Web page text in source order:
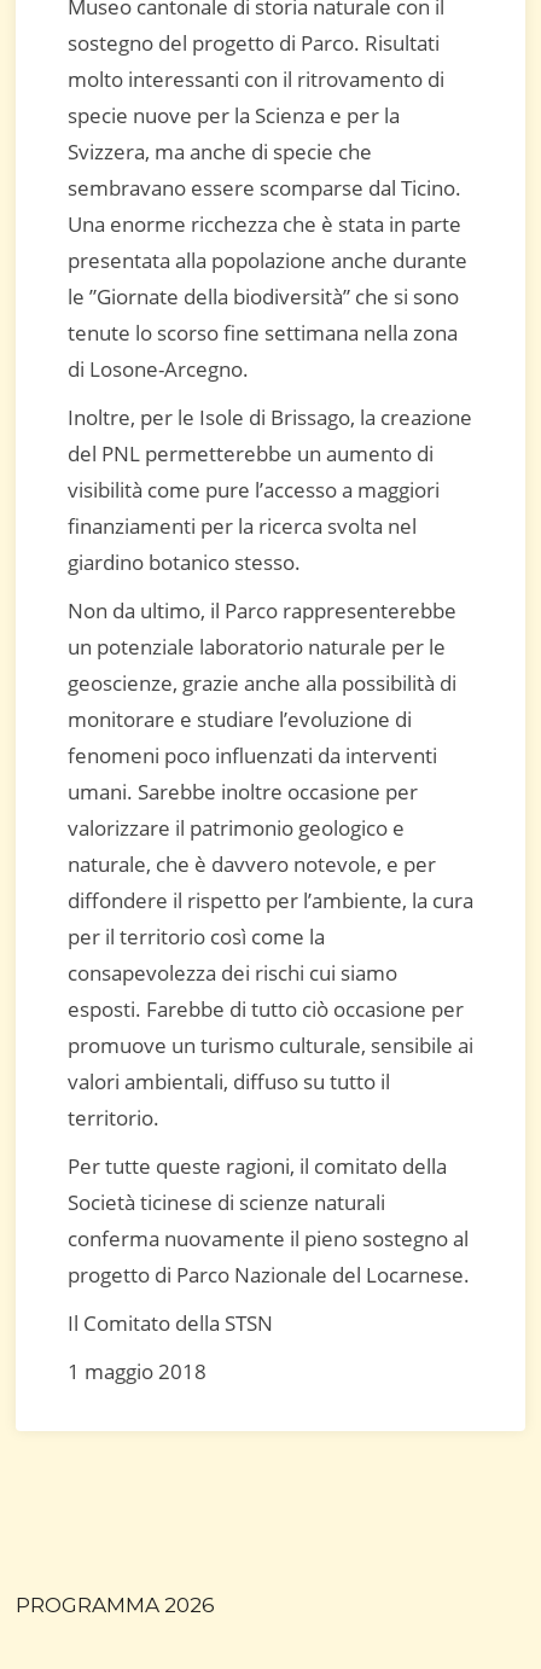
Museo cantonale di storia naturale con il
sostegno del progetto di Parco. Risultati
molto interessanti con il ritrovamento di
specie nuove per la Scienza e per la
Svizzera, ma anche di specie che
sembravano essere scomparse dal Ticino.
Una enorme ricchezza che è stata in parte
presentata alla popolazione anche durante
le ”Giornate della biodiversità” che si sono
tenute lo scorso fine settimana nella zona
di Losone-Arcegno.
Inoltre, per le Isole di Brissago, la creazione
del PNL permetterebbe un aumento di
visibilità come pure l’accesso a maggiori
finanziamenti per la ricerca svolta nel
giardino botanico stesso.
Non da ultimo, il Parco rappresenterebbe
un potenziale laboratorio naturale per le
geoscienze, grazie anche alla possibilità di
monitorare e studiare l’evoluzione di
fenomeni poco influenzati da interventi
umani. Sarebbe inoltre occasione per
valorizzare il patrimonio geologico e
naturale, che è davvero notevole, e per
diffondere il rispetto per l’ambiente, la cura
per il territorio così come la
consapevolezza dei rischi cui siamo
esposti. Farebbe di tutto ciò occasione per
promuove un turismo culturale, sensibile ai
valori ambientali, diffuso su tutto il
territorio.
Per tutte queste ragioni, il comitato della
Società ticinese di scienze naturali
conferma nuovamente il pieno sostegno al
progetto di Parco Nazionale del Locarnese.
Il Comitato della STSN
1 maggio 2018
PROGRAMMA 2026